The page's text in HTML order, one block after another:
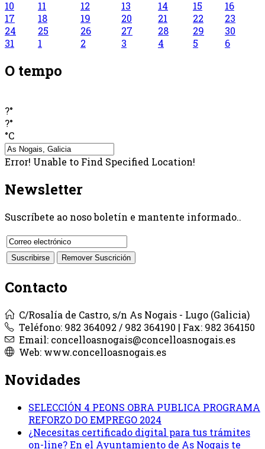
10
11 12 13 14 15
16
17
18 19 20 21 22
23
24
25 26 27 28 29
30
31
1 2 3 4 5 6
O tempo
?°
?°
°C
Error! Unable to Find Specified Location!
Newsletter
Suscríbete ao noso boletín e mantente informado..
Contacto
C/Rosalía de Castro, s/n As Nogais - Lugo (Galicia)
Teléfono: 982 364092 / 982 364190 | Fax: 982 364150
Email: concelloasnogais@concelloasnogais.es
Web: www.concelloasnogais.es
Novidades
SELECCIÓN 4 PEONS OBRA PUBLICA PROGRAMA
REFORZO DO EMPREGO 2024
¿Necesitas certificado digital para tus trámites
on-line? En el Ayuntamiento de As Nogais te